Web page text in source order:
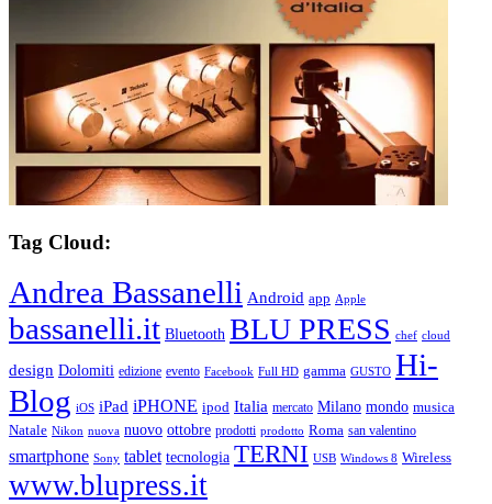
Tag Cloud:
Andrea Bassanelli Android app Apple
bassanelli.it Bluetooth BLU PRESS chef cloud
design Dolomiti edizione evento Facebook Full HD gamma GUSTO Hi-
Blog iOS iPad iPHONE ipod Italia mercato Milano mondo musica
Natale Nikon nuova nuovo ottobre prodotti prodotto Roma san valentino
smartphone Sony tablet tecnologia TERNI USB Windows 8 Wireless
www.blupress.it